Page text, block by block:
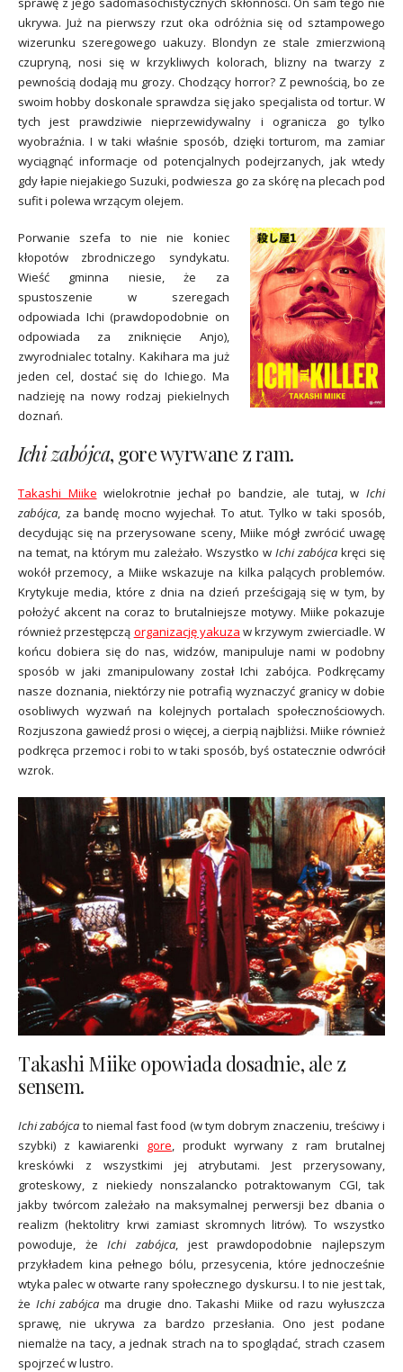
ukrywa. Już na pierwszy rzut oka odróżnia się od sztampowego
wizerunku szeregowego uakuzy. Blondyn ze stale zmierzwioną
czupryną, nosi się w krzykliwych kolorach, blizny na twarzy z
pewnością dodają mu grozy. Chodzący horror? Z pewnością, bo ze
swoim hobby doskonale sprawdza się jako specjalista od tortur. W
tych jest prawdziwie nieprzewidywalny i ogranicza go tylko
wyobraźnia. I w taki właśnie sposób, dzięki torturom, ma zamiar
wyciągnąć informacje od potencjalnych podejrzanych, jak wtedy
gdy łapie niejakiego Suzuki, podwiesza go za skórę na plecach pod
sufit i polewa wrzącym olejem.
Porwanie szefa to nie nie koniec
kłopotów zbrodniczego syndykatu.
Wieść gminna niesie, że za
spustoszenie w szeregach
odpowiada Ichi (prawdopodobnie on
odpowiada za zniknięcie Anjo),
zwyrodnialec totalny. Kakihara ma już
jeden cel, dostać się do Ichiego. Ma
nadzieję na nowy rodzaj piekielnych
doznań.
Ichi zabójca, gore wyrwane z ram.
Takashi Miike wielokrotnie jechał po bandzie, ale tutaj, wIchi
zabójca, za bandę mocno wyjechał. To atut. Tylko w taki sposób,
decydując się na przerysowane sceny, Miike mógł zwrócić uwagę
na temat, na którym mu zależało. Wszystko w Ichi zabójca kręci się
wokół przemocy, a Miike wskazuje na kilka palących problemów.
Krytykuje media, które z dnia na dzień prześcigają się w tym, by
położyć akcent na coraz to brutalniejsze motywy. Miike pokazuje
również przestępczą organizację yakuza w krzywym zwierciadle. W
końcu dobiera się do nas, widzów, manipuluje nami w podobny
sposób w jaki zmanipulowany został Ichi zabójca. Podkręcamy
nasze doznania, niektórzy nie potrafią wyznaczyć granicy w dobie
osobliwych wyzwań na kolejnych portalach społecznościowych.
Rozjuszona gawiedź prosi o więcej, a cierpią najbliżsi. Miike również
podkręca przemoc i robi to w taki sposób, byś ostatecznie odwrócił
wzrok.
Takashi Miike opowiada dosadnie, ale z
sensem.
Ichi zabójca to niemal fast food (w tym dobrym znaczeniu, treściwy i
szybki) z kawiarenki gore , produkt wyrwany z ram brutalnej
kreskówki z wszystkimi jej atrybutami. Jest przerysowany,
groteskowy, z niekiedy nonszalancko potraktowanym CGI, tak
jakby twórcom zależało na maksymalnej perwersji bez dbania o
realizm (hektolitry krwi zamiast skromnych litrów). To wszystko
powoduje, żeIchi zabójca , jest prawdopodobnie najlepszym
przykładem kina pełnego bólu, przesycenia, które jednocześnie
wtyka palec w otwarte rany społecznego dyskursu. I to nie jest tak,
że Ichi zabójcama drugie dno. Takashi Miike od razu wyłuszcza
sprawę, nie ukrywa za bardzo przesłania. Ono jest podane
niemalże na tacy, a jednak strach na to spoglądać, strach czasem
spojrzeć w lustro.